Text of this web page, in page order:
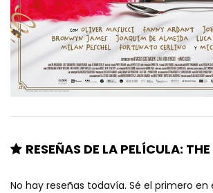
RESEÑAS DE LA PELÍCULA:
No hay reseñas todavía. Sé el primero en